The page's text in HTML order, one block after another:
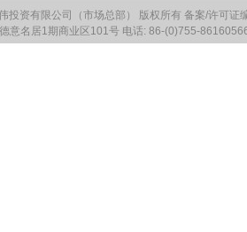
投资有限公司（市场总部） 版权所有 备案/许可证
意名居1期商业区101号 电话: 86-(0)755-